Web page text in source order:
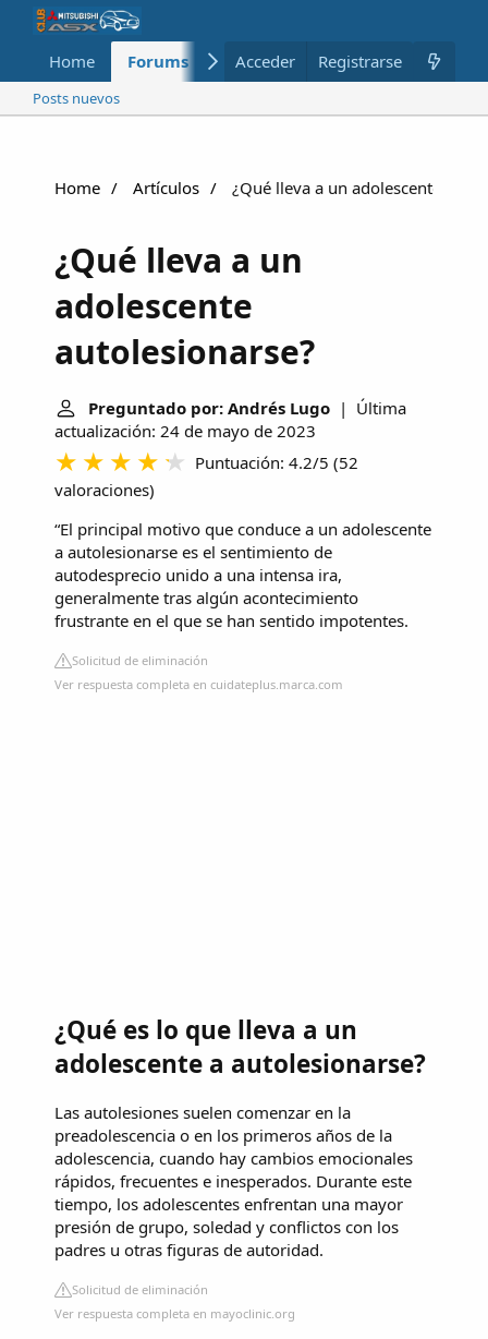
Home Forums Nuevo Miembros
Acceder Registrarse
Posts nuevos
Home Artículos ¿Qué lleva a un adolescente
¿Qué lleva a un
adolescente
autolesionarse?
Preguntado por: Andrés Lugo | Última
actualización: 24 de mayo de 2023
Puntuación: 4.2/5 (52
valoraciones)
“El principal motivo que conduce a un adolescente
a autolesionarse es el sentimiento de
autodesprecio unido a una intensa ira,
generalmente tras algún acontecimiento
frustrante en el que se han sentido impotentes.
Solicitud de eliminación
Ver respuesta completa en cuidateplus.marca.com
¿Qué es lo que lleva a un
adolescente a autolesionarse?
Las autolesiones suelen comenzar en la
preadolescencia o en los primeros años de la
adolescencia, cuando hay cambios emocionales
rápidos, frecuentes e inesperados. Durante este
tiempo, los adolescentes enfrentan una mayor
presión de grupo, soledad y conflictos con los
padres u otras figuras de autoridad.
Solicitud de eliminación
Ver respuesta completa en mayoclinic.org